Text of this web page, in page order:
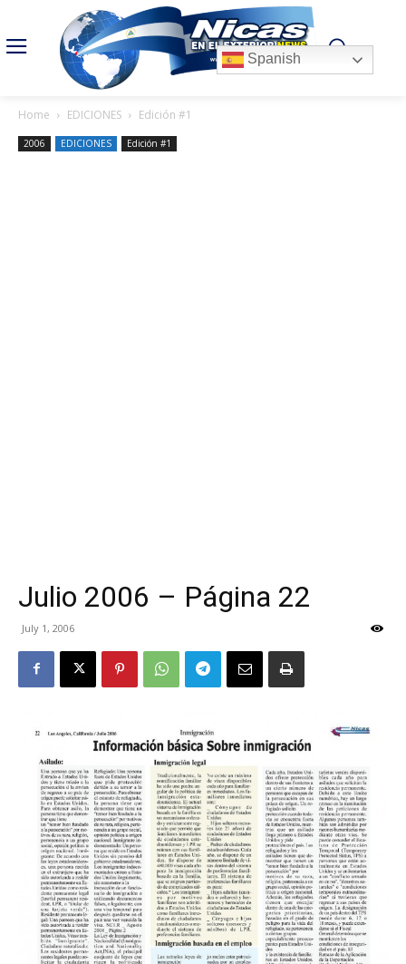
Home EDICIONES Edición #1
2006 EDICIONES Edición #1
Julio 2006 – Página 22
July 1, 2006
Spanish